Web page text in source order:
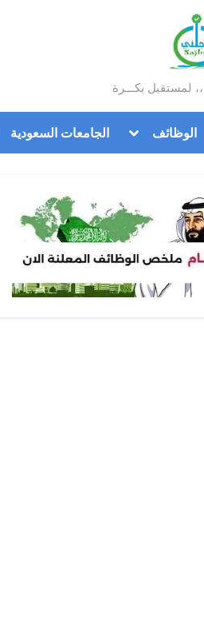
لمستقبل بكـــرة
الوظائف
Toggle
menu
الجامعات السعودية